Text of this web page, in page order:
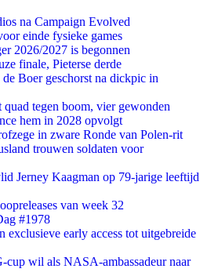
na Campaign Evolved
einde fysieke games
2026/2027 is begonnen
finale, Pieterse derde
Boer geschorst na dickpic in
tegen boom, vier gewonden
hem in 2028 opvolgt
in zware Ronde van Polen-rit
trouwen soldaten voor
Jerney Kaagman op 79-jarige leeftijd
van week 32
#1978
exclusieve early access tot uitgebreide
cup wil als NASA-ambassadeur naar